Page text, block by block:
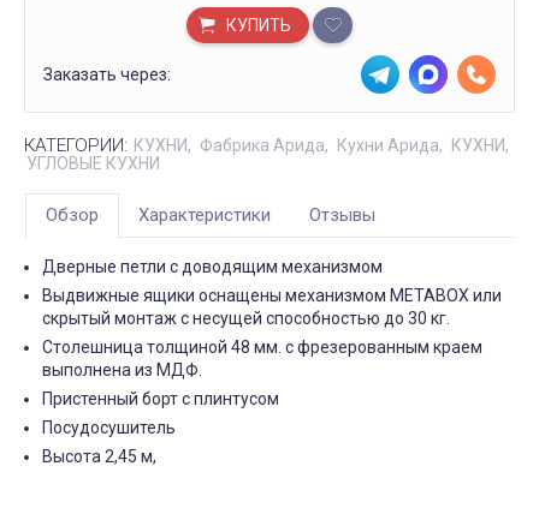
КУПИТЬ
Заказать через:
КАТЕГОРИИ: КУХНИ Фабрика Арида Кухни Арида
КУХНИ
УГЛОВЫЕ КУХНИ
Обзор Характеристики Отзывы
Дверные петли с доводящим механизмом
Выдвижные ящики оснащены механизмом МЕТАBOX или
скрытый монтаж с несущей способностью до 30 кг.
Столешница толщиной 48 мм. с фрезерованным краем
выполнена из МДФ.
Пристенный борт с плинтусом
Посудосушитель
Высота 2,45 м,